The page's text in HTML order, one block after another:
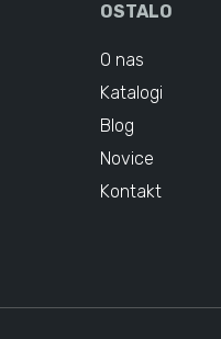
OSTALO
O nas
Katalogi
Blog
Novice
Kontakt